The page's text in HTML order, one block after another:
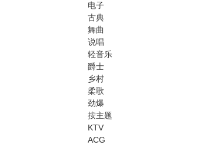
电子
古典
舞曲
说唱
轻音乐
爵士
乡村
柔歌
劲爆
按主题
KTV
ACG